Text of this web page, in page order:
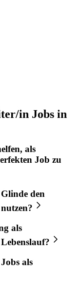
in Jobs in
als
Job zu
Glinde den
als
als